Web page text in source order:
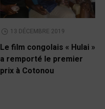
13 DÉCEMBRE 2019
Le film congolais « Hulai »
a remporté le premier
prix à Cotonou